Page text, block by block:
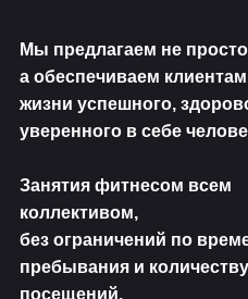
Мы предлагаем не
а обеспечиваем
жизни успешного,
уверенного в себе
Занятия фитнесом всем
коллективом,
без ограничений по
пребывания и количеству
посещений.